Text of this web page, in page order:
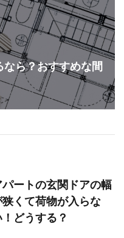
ら？おすすめな間
パートの玄関ドアの幅
狭くて荷物が入らな
！どうする？